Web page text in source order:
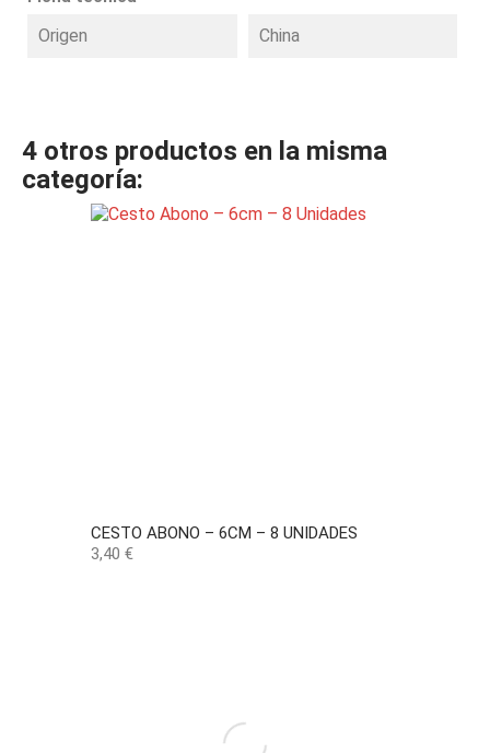
Origen China
4 otros productos en la misma
categoría:
CESTO ABONO – 6CM – 8 UNIDADES
Precio
3,40 €